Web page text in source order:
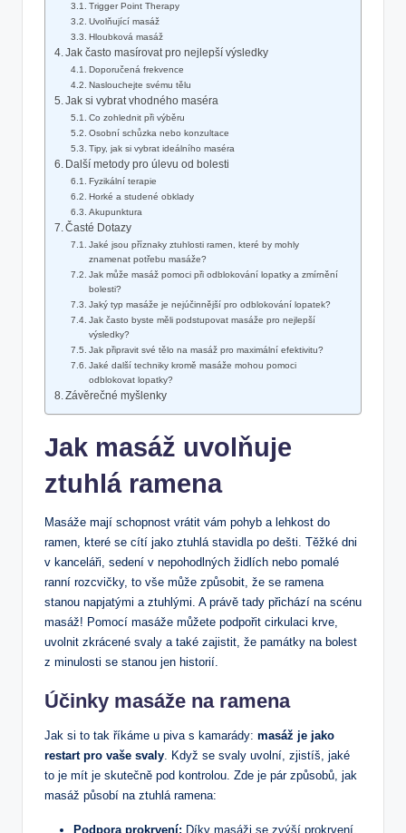
Trigger Point Therapy
Uvolňující masáž
Hloubková masáž
Jak často masírovat pro nejlepší výsledky
Doporučená frekvence
Naslouchejte svému tělu
Jak si vybrat vhodného maséra
Co zohlednit při výběru
Osobní schůzka nebo konzultace
Tipy, jak si vybrat ideálního maséra
Další metody pro úlevu od bolesti
Fyzikální terapie
Horké a studené obklady
Akupunktura
Časté Dotazy
Jaké jsou příznaky ztuhlosti ramen, které by mohly
znamenat potřebu masáže?
Jak může masáž pomoci při odblokování lopatky a zmírnění
bolesti?
Jaký typ masáže je nejúčinnější pro odblokování lopatek?
Jak často byste měli podstupovat masáže pro nejlepší
výsledky?
Jak připravit své tělo na masáž pro maximální efektivitu?
Jaké další techniky kromě masáže mohou pomoci
odblokovat lopatky?
Závěrečné myšlenky
Jak masáž uvolňuje
ztuhlá ramena
Masáže mají schopnost vrátit vám pohyb a lehkost do
ramen, které se cítí jako ztuhlá stavidla po dešti. Těžké dni
v kanceláři, sedení v nepohodlných židlích nebo pomalé
ranní rozcvičky, to vše může způsobit, že se ramena
stanou napjatými a ztuhlými. A právě tady přichází na scénu
masáž! Pomocí masáže můžete podpořit cirkulaci krve,
uvolnit zkrácené svaly a také zajistit, že památky na bolest
z minulosti se stanou jen historií.
Účinky masáže na ramena
Jak si to tak říkáme u piva s kamarády: masáž je jako
restart pro vaše svaly. Když se svaly uvolní, zjistíš, jaké
to je mít je skutečně pod kontrolou. Zde je pár způsobů, jak
masáž působí na ztuhlá ramena:
Podpora prokrvení: Díky masáži se zvýší prokrvení,